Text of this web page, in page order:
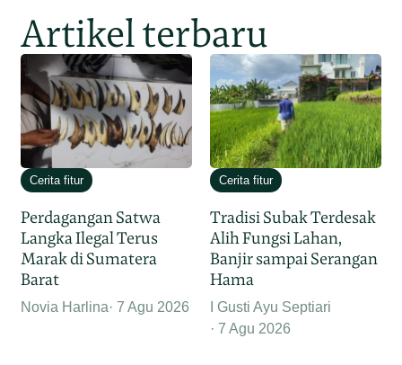
Artikel terbaru
Cerita fitur
Perdagangan Satwa
Langka Ilegal Terus
Marak di Sumatera
Barat
Novia Harlina 7 Agu 2026
Cerita fitur
Tradisi Subak Terdesak
Alih Fungsi Lahan,
Banjir sampai Serangan
Hama
I Gusti Ayu Septiari
7 Agu 2026